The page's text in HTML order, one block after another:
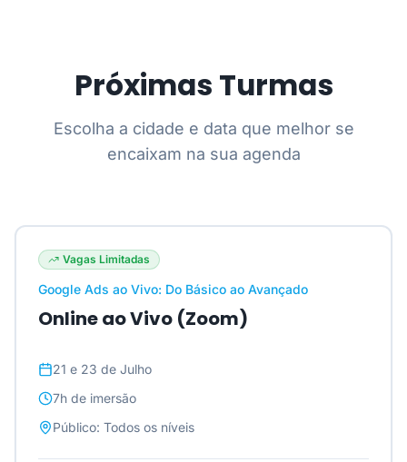
Próximas Turmas
Escolha a cidade e data que melhor se
encaixam na sua agenda
Vagas Limitadas
Google Ads ao Vivo: Do Básico ao Avançado
Online ao Vivo (Zoom)
21 e 23 de Julho
7h de imersão
Público: Todos os níveis